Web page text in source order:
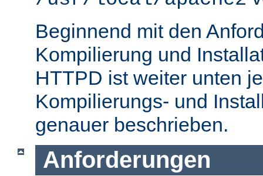
Beginnend mit den
Kompilierung und
HTTPD ist weiter unten
Kompilierungs- und
genauer beschrieben.
Anforderungen